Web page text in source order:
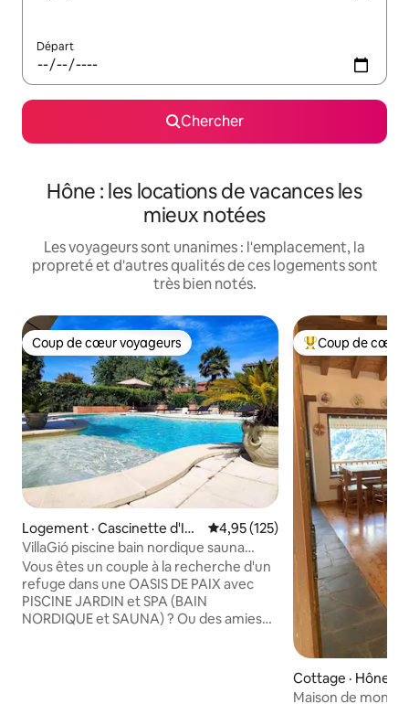
Départ
Chercher
Hône : les locations de vacances les
mieux notées
Les voyageurs sont unanimes : l'emplacement, la
propreté et d'autres qualités de ces logements sont
très bien notés.
Coup de cœur voyageurs
Coup de cœur voyageurs
Logement · Cascinette d'Ivr
ea
Note moyenne de 4,95 sur 5,
4,95 (125)
VillaGió piscine bain nordique sauna
usage exclusif
Vous êtes un couple à la recherche d'un
refuge dans une OASIS DE PAIX avec
PISCINE JARDIN et SPA (BAIN
NORDIQUE et SAUNA) ? Ou des amies
Coup de cœur
Coup de cœur
Cottage · Hône
Maison de